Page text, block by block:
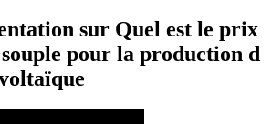
sur Quel est le prix
pour la production d